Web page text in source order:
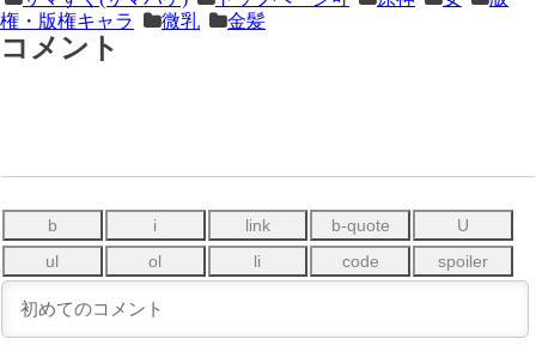
次
の
の
記
権・版権キャラ
微乳 金髪
コメント